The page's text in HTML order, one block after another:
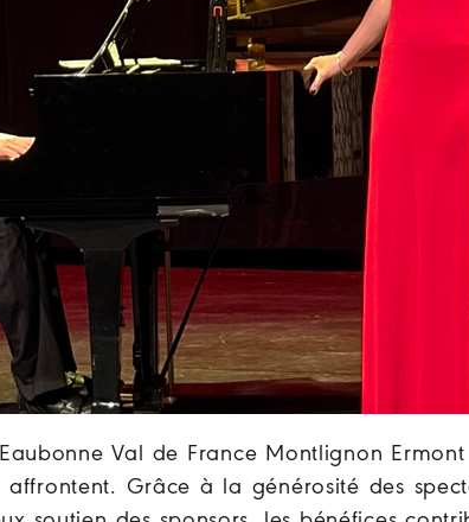
Val de France Montlignon Ermont
affrontent. Grâce à la générosité des